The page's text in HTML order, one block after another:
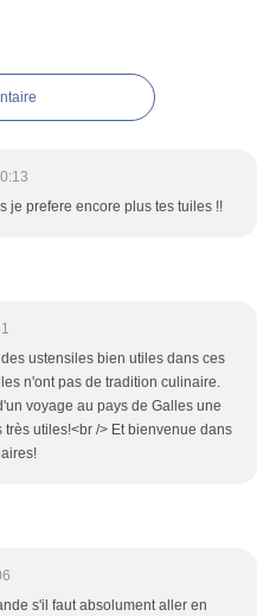
je prefere encore plus tes tuiles !!
ustensiles bien utiles dans ces
n'ont pas de tradition culinaire.
voyage au pays de Galles une
utiles!<br /> Et bienvenue dans
s'il faut absolument aller en